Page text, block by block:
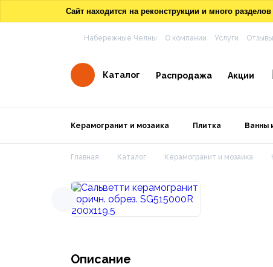
Сайт находится на реконструкции и много
Набережные Челны О компании Услуги Отзывы
Каталог Распродажа Акции
Керамогранит и мозаика Плитка Ванны
Главная Каталог Керамогранит и мозаика
Описание